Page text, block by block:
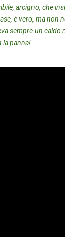
arcigno, che
è vero, ma non
sempre un
la panna!